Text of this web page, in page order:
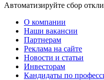
Автоматизируйте сбор
О компании
Наши вакансии
Партнерам
Реклама на сайте
Новости и статьи
Инвесторам
Кандидаты по